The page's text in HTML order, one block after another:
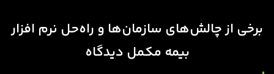
برخی از چالش‌های سازمان‌ها و راه‌حل نرم‌ افزار
بیمه مکمل دیدگاه